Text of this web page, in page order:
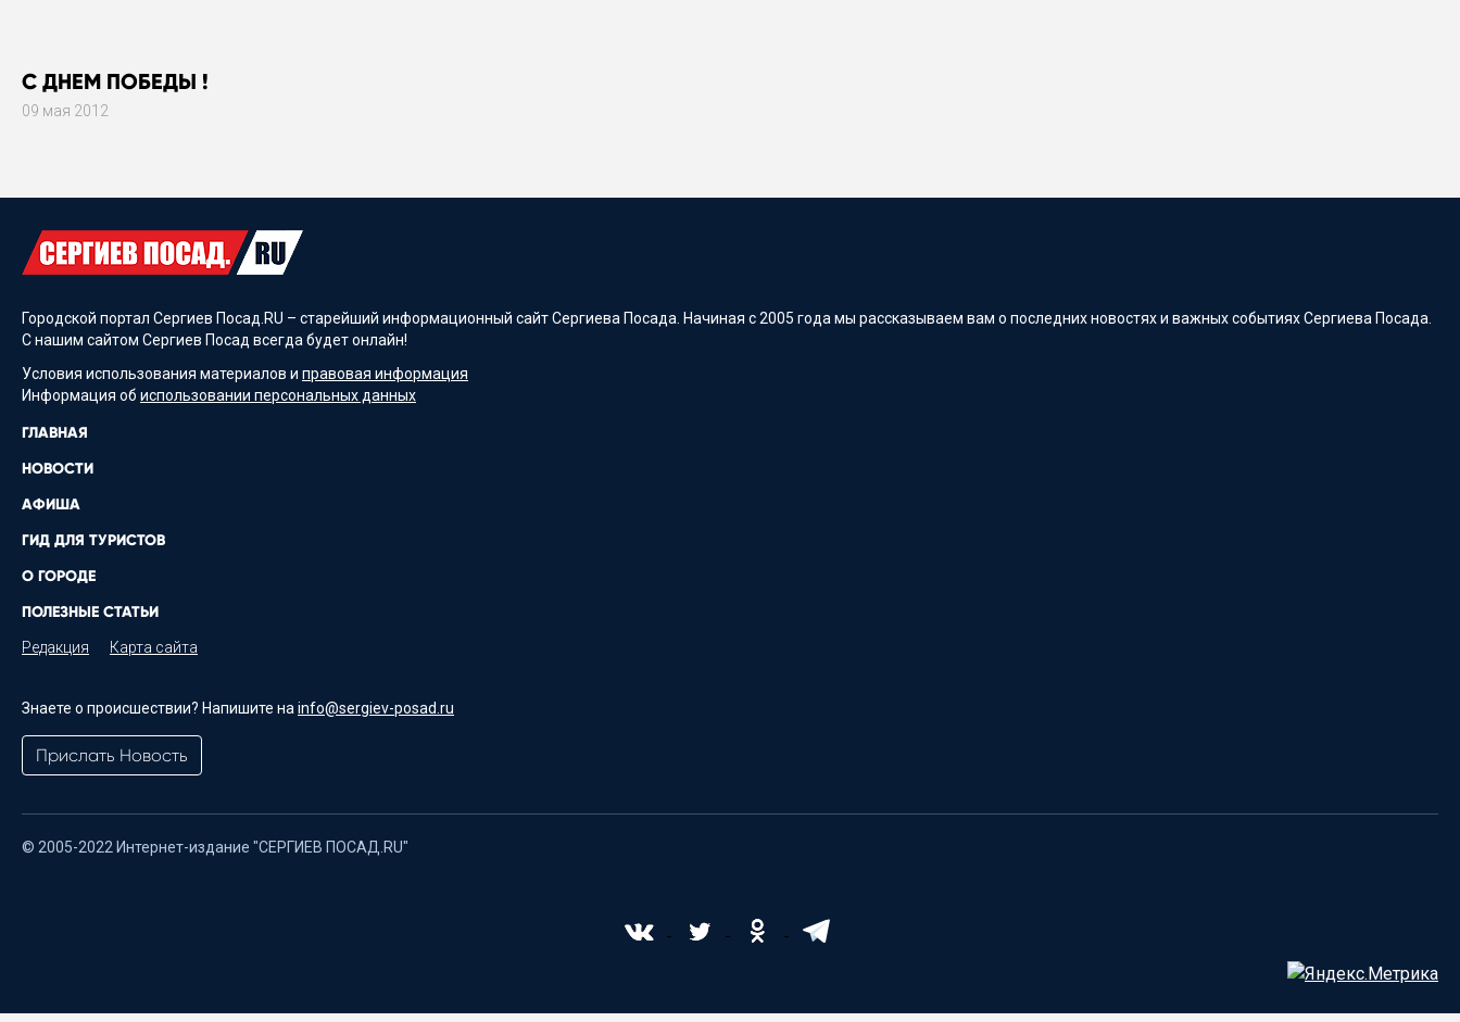
С ДНЕМ ПОБЕДЫ !
09 мая 2012
Городской портал Сергиев Посад.RU – старейший информационный сайт Сергиева Посада. Начиная с 2005 года мы рассказываем вам о последних новостях и важных событиях Сергиева Посада.
С нашим сайтом Сергиев Посад всегда будет онлайн!
Условия использования материалов и правовая информация
Информация об использовании персональных данных
ГЛАВНАЯ
НОВОСТИ
АФИША
ГИД ДЛЯ ТУРИСТОВ
О ГОРОДЕ
ПОЛЕЗНЫЕ СТАТЬИ
Редакция Карта сайта
Знаете о происшествии? Напишите на info@sergiev-posad.ru
Прислать Новость
© 2005-2022 Интернет-издание "СЕРГИЕВ ПОСАД.RU"